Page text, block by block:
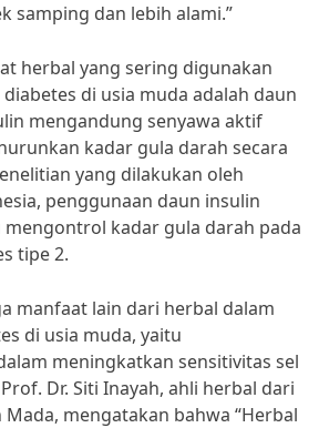
samping dan lebih alami.”
herbal yang sering digunakan
di usia muda adalah daun
mengandung senyawa aktif
kadar gula darah secara
yang dilakukan oleh
penggunaan daun insulin
kadar gula darah pada
tipe 2.
manfaat lain dari herbal dalam
di usia muda, yaitu
meningkatkan sensitivitas sel
Dr. Siti Inayah, ahli herbal dari
Mada, mengatakan bahwa “Herbal